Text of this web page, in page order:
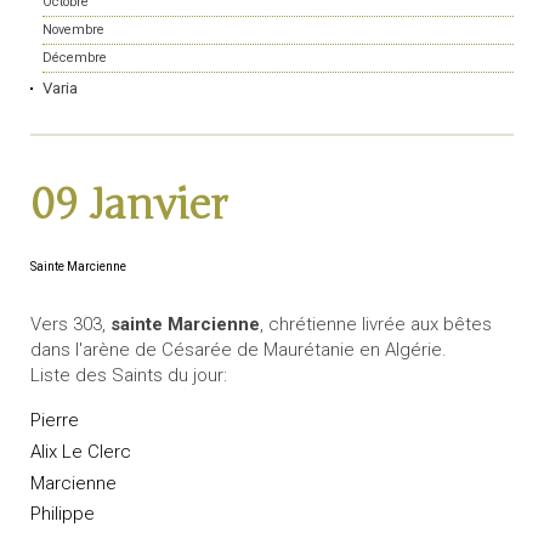
Novembre
Décembre
Varia
09 Janvier
Sainte Marcienne
Vers 303, sainte Marcienne, chrétienne livrée aux bêtes
dans l'arène de Césarée de Maurétanie en Algérie.
Liste des Saints du jour:
Pierre
Alix Le Clerc
Marcienne
Philippe